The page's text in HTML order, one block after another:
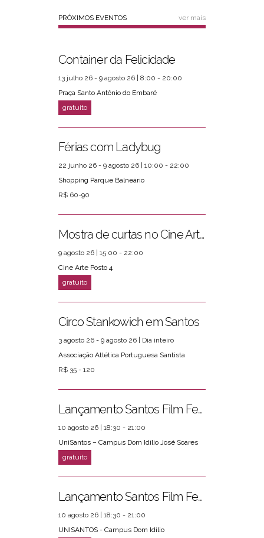
PRÓXIMOS EVENTOS ver mais
Container da Felicidade
13 julho 26 - 9 agosto 26 | 8:00 - 20:00
Praça Santo Antônio do Embaré
Férias com Ladybug
22 junho 26 - 9 agosto 26 | 10:00 - 22:00
Shopping Parque Balneário
R$ 60-90
Mostra de curtas no Cine Arte Posto 4
9 agosto 26 | 15:00 - 22:00
Cine Arte Posto 4
Circo Stankowich em Santos
3 agosto 26 - 9 agosto 26 | Dia inteiro
Associação Atlética Portuguesa Santista
R$ 35 - 120
Lançamento Santos Film Fest
10 agosto 26 | 18:30 - 21:00
UniSantos – Campus Dom Idílio José Soares
Lançamento Santos Film Fest
10 agosto 26 | 18:30 - 21:00
UNISANTOS - Campus Dom Idílio